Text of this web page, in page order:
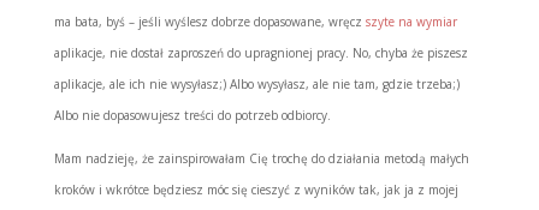
ma bata, byś – jeśli wyślesz dobrze dopasowane, wręcz szyte na wymiar
aplikacje, nie dostał zaproszeń do upragnionej pracy. No, chyba że piszesz
aplikacje, ale ich nie wysyłasz;) Albo wysyłasz, ale nie tam, gdzie trzeba;)
Albo nie dopasowujesz treści do potrzeb odbiorcy.
Mam nadzieję, że zainspirowałam Cię trochę do działania metodą małych
kroków i wkrótce będziesz móc się cieszyć z wyników tak, jak ja z mojej